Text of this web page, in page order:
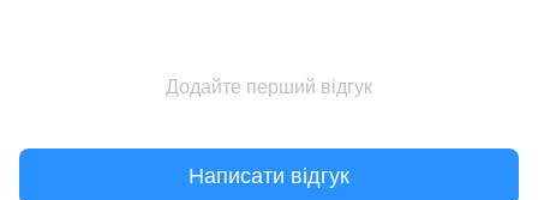
Додайте перший відгук
Написати відгук